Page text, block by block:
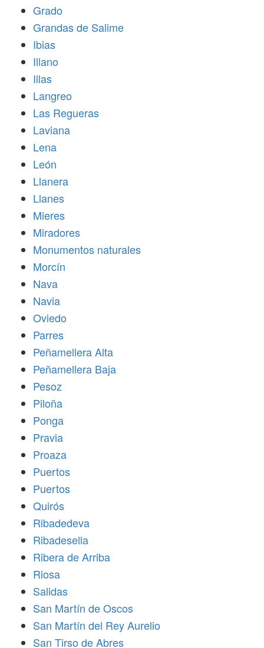
Grado
Grandas de Salime
Ibias
Illano
Illas
Langreo
Las Regueras
Laviana
Lena
León
Llanera
Llanes
Mieres
Miradores
Monumentos naturales
Morcín
Nava
Navia
Oviedo
Parres
Peñamellera Alta
Peñamellera Baja
Pesoz
Piloña
Ponga
Pravia
Proaza
Puertos
Puertos
Quirós
Ribadedeva
Ribadesella
Ribera de Arriba
Riosa
Salidas
San Martín de Oscos
San Martín del Rey Aurelio
San Tirso de Abres